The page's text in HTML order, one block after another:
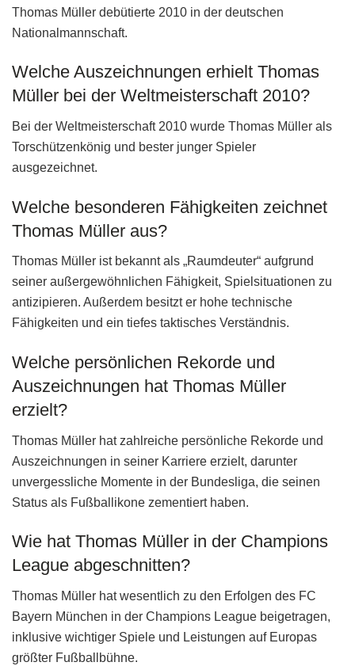
Thomas Müller debütierte 2010 in der deutschen
Nationalmannschaft.
Welche Auszeichnungen erhielt Thomas
Müller bei der Weltmeisterschaft 2010?
Bei der Weltmeisterschaft 2010 wurde Thomas Müller als
Torschützenkönig und bester junger Spieler
ausgezeichnet.
Welche besonderen Fähigkeiten zeichnet
Thomas Müller aus?
Thomas Müller ist bekannt als „Raumdeuter“ aufgrund
seiner außergewöhnlichen Fähigkeit, Spielsituationen zu
antizipieren. Außerdem besitzt er hohe technische
Fähigkeiten und ein tiefes taktisches Verständnis.
Welche persönlichen Rekorde und
Auszeichnungen hat Thomas Müller
erzielt?
Thomas Müller hat zahlreiche persönliche Rekorde und
Auszeichnungen in seiner Karriere erzielt, darunter
unvergessliche Momente in der Bundesliga, die seinen
Status als Fußballikone zementiert haben.
Wie hat Thomas Müller in der Champions
League abgeschnitten?
Thomas Müller hat wesentlich zu den Erfolgen des FC
Bayern München in der Champions League beigetragen,
inklusive wichtiger Spiele und Leistungen auf Europas
größter Fußballbühne.